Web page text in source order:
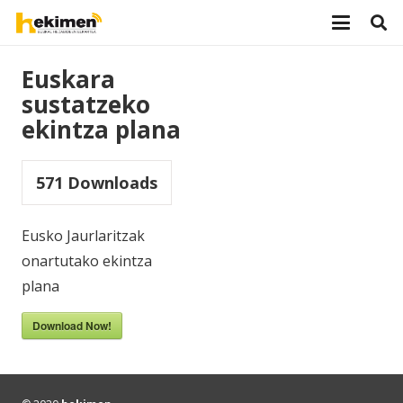
Euskara
sustatzeko
ekintza plana
571 Downloads
Eusko Jaurlaritzak
onartutako ekintza
plana
Download Now!